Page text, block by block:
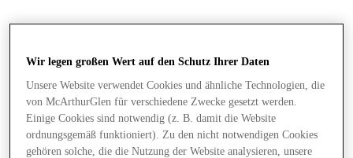
Wir legen großen Wert auf den Schutz Ihrer Daten
Unsere Website verwendet Cookies und ähnliche Technologien, die
von McArthurGlen für verschiedene Zwecke gesetzt werden.
Einige Cookies sind notwendig (z. B. damit die Website
ordnungsgemäß funktioniert). Zu den nicht notwendigen Cookies
gehören solche, die die Nutzung der Website analysieren, unsere